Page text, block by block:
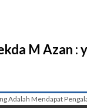
M Azan